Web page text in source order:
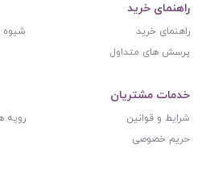
راهنمای خرید
راهنمای خرید
شیوه
پرسش های متداول
خدمات مشتریان
شرایط و قوانین
رویه
حریم خصوصی